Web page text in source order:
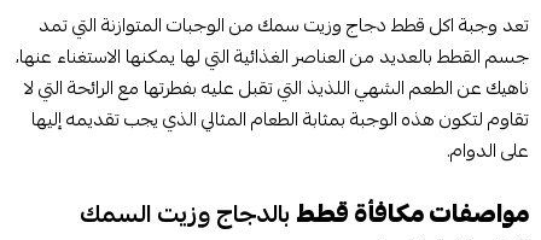
تعد وجبة اكل قطط دجاج وزيت سمك من الوجبات المتوازنة التي تمد
جسم القطط بالعديد من العناصر الغذائية التي لها يمكنها الاستغناء عنها،
ناهيك عن الطعم الشهي اللذيذ التي تقبل عليه بفطرتها مع الرائحة التي لا
تقاوم لتكون هذه الوجبة بمثابة الطعام المثالي الذي يجب تقديمه إليها
على الدوام.
مواصفات مكافأة قططبالدجاج وزيت السمك